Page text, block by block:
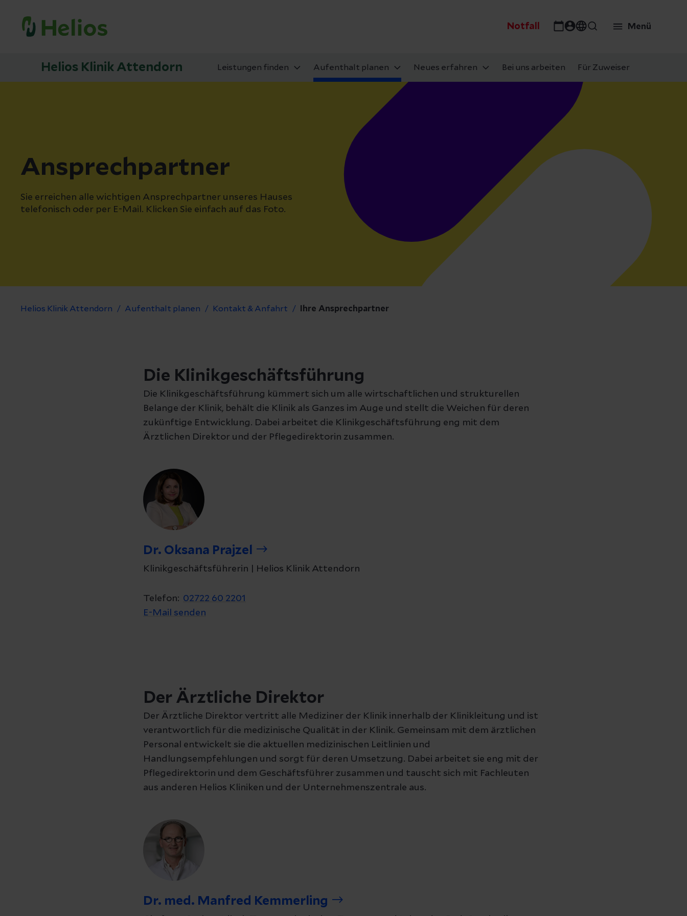
Notfall Menü
Helios Klinik Attendorn Leistungen finden Aufenthalt planen Neues erfahren Bei uns arbeiten Für Zuweiser
Ansprechpartner
Sie erreichen alle wichtigen Ansprechpartner unseres Hauses
telefonisch oder per E-Mail. Klicken Sie einfach auf das Foto.
Helios Klinik Attendorn Aufenthalt planen Kontakt & Anfahrt Ihre Ansprechpartner
Die Klinikgeschäftsführung
Die Klinikgeschäftsführung kümmert sich um alle wirtschaftlichen und strukturellen
Belange der Klinik, behält die Klinik als Ganzes im Auge und stellt die Weichen für deren
zukünftige Entwicklung. Dabei arbeitet die Klinikgeschäftsführung eng mit dem
Ärztlichen Direktor und der Pflegedirektorin zusammen.
Dr. Oksana Prajzel
Klinikgeschäftsführerin | Helios Klinik Attendorn
Telefon: 02722 60 2201
E-Mail senden
Der Ärztliche Direktor
Der Ärztliche Direktor vertritt alle Mediziner der Klinik innerhalb der Klinikleitung und ist
verantwortlich für die medizinische Qualität in der Klinik. Gemeinsam mit dem ärztlichen
Personal entwickelt sie die aktuellen medizinischen Leitlinien und
Handlungsempfehlungen und sorgt für deren Umsetzung. Dabei arbeitet sie eng mit der
Pflegedirektorin und dem Geschäftsführer zusammen und tauscht sich mit Fachleuten
aus anderen Helios Kliniken und der Unternehmenszentrale aus.
Dr. med. Manfred Kemmerling